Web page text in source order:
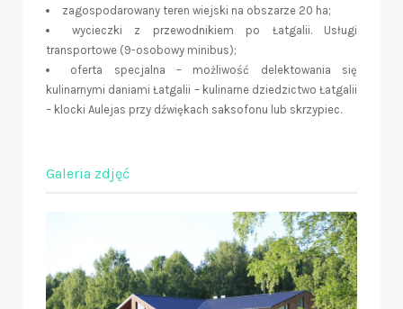
zagospodarowany teren wiejski na obszarze 20 ha;
wycieczki z przewodnikiem po Łatgalii. Usługi
transportowe (9-osobowy minibus);
oferta specjalna – możliwość delektowania się
kulinarnymi daniami Łatgalii – kulinarne dziedzictwo Łatgalii
– klocki Aulejas przy dźwiękach saksofonu lub skrzypiec.
Galeria zdjęć